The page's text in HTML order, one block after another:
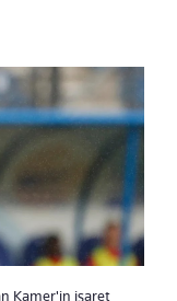
Kamer'in işaret